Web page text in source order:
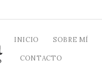
INICIO SOBRE MÍ
CONTACTO